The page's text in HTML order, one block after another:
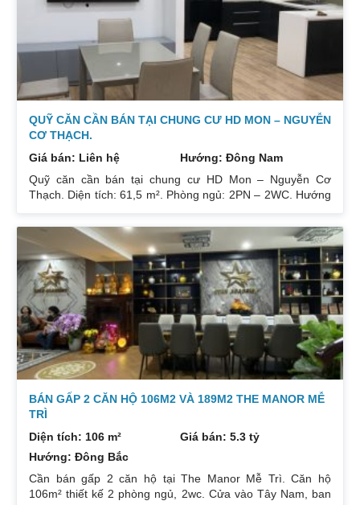
0832133366
QUỸ CĂN CẦN BÁN TẠI CHUNG CƯ HD MON – NGUYỄN
CƠ THẠCH.
Giá bán: Liên hệ
Hướng: Đông Nam
Quỹ căn cần bán tại chung cư HD Mon – Nguyễn Cơ
Thạch. Diện tích: 61,5 m². Phòng ngủ: 2PN – 2WC. Hướng
Giá: 3 tỷ. Diện tích: 67 m². Phòng ngủ: 2PN 2WC. Hướng
ban công: Đông Nam. Nội thất: Nhà full đồ đẹp, Có sổ. Giá:
3 tỷ 250. Diện tích: 86 m². Phòng ngủ: 2PN 2WC. Hướng
ban công: Tây tứ trạch. Nội thất: Nhà full đồ. Có sổ. Giá: 4
tỷ.
BÁN GẤP 2 CĂN HỘ 106M2 VÀ 189M2 THE MANOR MỄ
TRÌ
Diện tích: 106 m²
Giá bán: 5.3 tỷ
Hướng: Đông Bắc
Cần bán gấp 2 căn hộ tại The Manor Mễ Trì. Căn hộ
106m² thiết kế 2 phòng ngủ, 2wc. Cửa vào Tây Nam, ban